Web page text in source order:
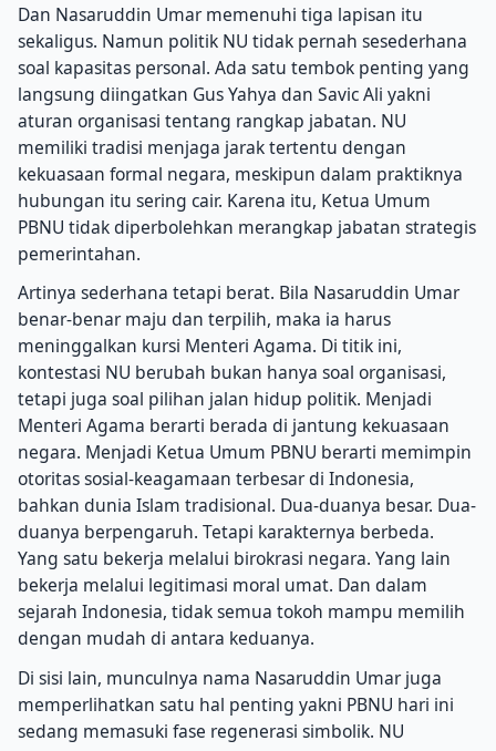
Dan Nasaruddin Umar memenuhi tiga lapisan itu
sekaligus. Namun politik NU tidak pernah sesederhana
soal kapasitas personal. Ada satu tembok penting yang
langsung diingatkan Gus Yahya dan Savic Ali yakni
aturan organisasi tentang rangkap jabatan. NU
memiliki tradisi menjaga jarak tertentu dengan
kekuasaan formal negara, meskipun dalam praktiknya
hubungan itu sering cair. Karena itu, Ketua Umum
PBNU tidak diperbolehkan merangkap jabatan strategis
pemerintahan.
Artinya sederhana tetapi berat. Bila Nasaruddin Umar
benar-benar maju dan terpilih, maka ia harus
meninggalkan kursi Menteri Agama. Di titik ini,
kontestasi NU berubah bukan hanya soal organisasi,
tetapi juga soal pilihan jalan hidup politik. Menjadi
Menteri Agama berarti berada di jantung kekuasaan
negara. Menjadi Ketua Umum PBNU berarti memimpin
otoritas sosial-keagamaan terbesar di Indonesia,
bahkan dunia Islam tradisional. Dua-duanya besar. Dua-
duanya berpengaruh. Tetapi karakternya berbeda.
Yang satu bekerja melalui birokrasi negara. Yang lain
bekerja melalui legitimasi moral umat. Dan dalam
sejarah Indonesia, tidak semua tokoh mampu memilih
dengan mudah di antara keduanya.
Di sisi lain, munculnya nama Nasaruddin Umar juga
memperlihatkan satu hal penting yakni PBNU hari ini
sedang memasuki fase regenerasi simbolik. NU